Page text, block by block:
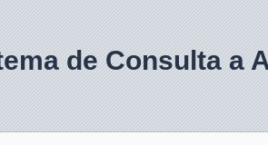
de Consulta a